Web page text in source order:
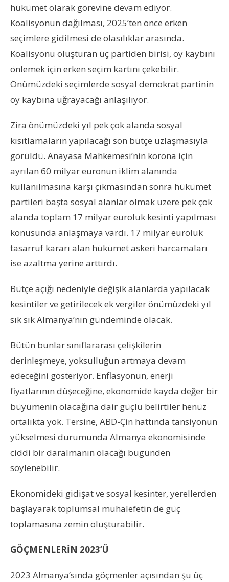
hükümet olarak görevine devam ediyor.
Koalisyonun dağılması, 2025’ten önce erken
seçimlere gidilmesi de olasılıklar arasında.
Koalisyonu oluşturan üç partiden birisi, oy kaybını
önlemek için erken seçim kartını çekebilir.
Önümüzdeki seçimlerde sosyal demokrat partinin
oy kaybına uğrayacağı anlaşılıyor.
Zira önümüzdeki yıl pek çok alanda sosyal
kısıtlamaların yapılacağı son bütçe uzlaşmasıyla
görüldü. Anayasa Mahkemesi’nin korona için
ayrılan 60 milyar euronun iklim alanında
kullanılmasına karşı çıkmasından sonra hükümet
partileri başta sosyal alanlar olmak üzere pek çok
alanda toplam 17 milyar euroluk kesinti yapılması
konusunda anlaşmaya vardı. 17 milyar euroluk
tasarruf kararı alan hükümet askeri harcamaları
ise azaltma yerine arttırdı.
Bütçe açığı nedeniyle değişik alanlarda yapılacak
kesintiler ve getirilecek ek vergiler önümüzdeki yıl
sık sık Almanya’nın gündeminde olacak.
Bütün bunlar sınıflararası çelişkilerin
derinleşmeye, yoksulluğun artmaya devam
edeceğini gösteriyor. Enflasyonun, enerji
fiyatlarının düşeceğine, ekonomide kayda değer bir
büyümenin olacağına dair güçlü belirtiler henüz
ortalıkta yok. Tersine, ABD-Çin hattında tansiyonun
yükselmesi durumunda Almanya ekonomisinde
ciddi bir daralmanın olacağı bugünden
söylenebilir.
Ekonomideki gidişat ve sosyal kesinter, yerellerden
başlayarak toplumsal muhalefetin de güç
toplamasına zemin oluşturabilir.
GÖÇMENLERİN 2023’Ü
2023 Almanya’sında göçmenler açısından şu üç